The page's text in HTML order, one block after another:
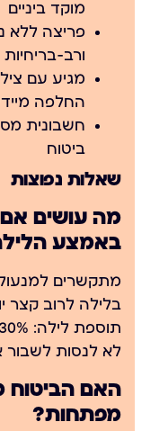
מוקד ביניים
פריצה ללא
ורב-בריחיות
מגיע עם
החלפה
חשבונית
ביטוח
שאלות נפוצות
מה עושים
באמצע
בלילה לרוב קצר
לא לנסות לשבור
האם הביטוח
מפתחות?